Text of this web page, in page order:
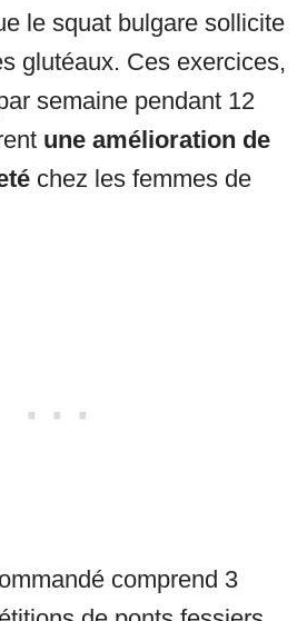
le squat bulgare sollicite
glutéaux. Ces exercices,
semaine pendant 12
une amélioration de
chez les femmes de
comprend 3